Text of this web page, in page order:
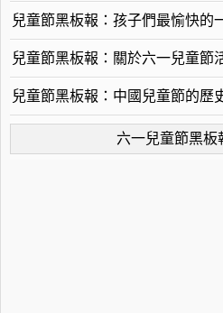
兒童節黑板報：孩子們最愉快的
兒童節黑板報：關於六一兒童節
兒童節黑板報：中國兒童節的歷
六一兒童節黑板